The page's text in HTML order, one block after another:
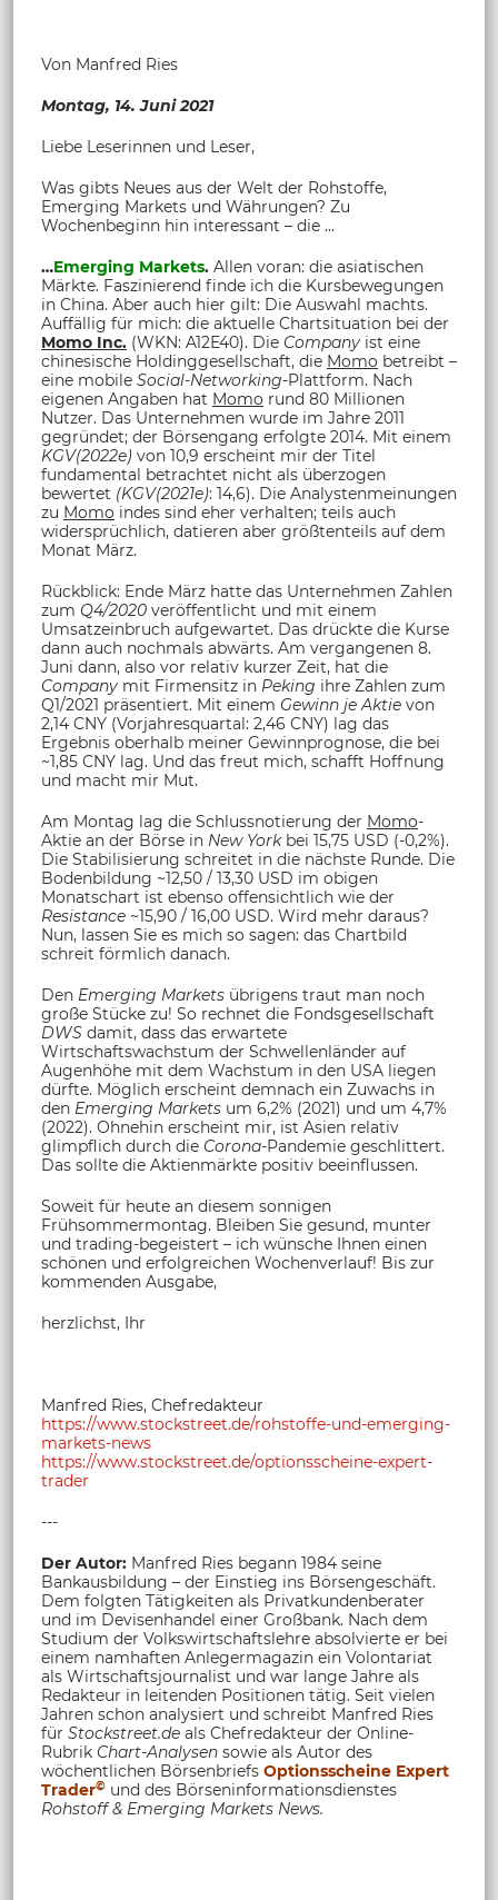
Von Manfred Ries
Montag, 14. Juni 2021
Liebe Leserinnen und Leser,
Was gibts Neues aus der Welt der Rohstoffe,
Emerging Markets und Währungen? Zu
Wochenbeginn hin interessant – die …
…Emerging Markets. Allen voran: die asiatischen
Märkte. Faszinierend finde ich die Kursbewegungen
in China. Aber auch hier gilt: Die Auswahl machts.
Auffällig für mich: die aktuelle Chartsituation bei der
Momo Inc. (WKN: A12E40). Die Company ist eine
chinesische Holdinggesellschaft, die Momo betreibt –
eine mobile Social-Networking-Plattform. Nach
eigenen Angaben hat Momo rund 80 Millionen
Nutzer. Das Unternehmen wurde im Jahre 2011
gegründet; der Börsengang erfolgte 2014. Mit einem
KGV(2022e) von 10,9 erscheint mir der Titel
fundamental betrachtet nicht als überzogen
bewertet (KGV(2021e): 14,6). Die Analystenmeinungen
zu Momo indes sind eher verhalten; teils auch
widersprüchlich, datieren aber größtenteils auf dem
Monat März.
Rückblick: Ende März hatte das Unternehmen Zahlen
zum Q4/2020 veröffentlicht und mit einem
Umsatzeinbruch aufgewartet. Das drückte die Kurse
dann auch nochmals abwärts. Am vergangenen 8.
Juni dann, also vor relativ kurzer Zeit, hat die
Company mit Firmensitz in Peking ihre Zahlen zum
Q1/2021 präsentiert. Mit einem Gewinn je Aktie von
2,14 CNY (Vorjahresquartal: 2,46 CNY) lag das
Ergebnis oberhalb meiner Gewinnprognose, die bei
~1,85 CNY lag. Und das freut mich, schafft Hoffnung
und macht mir Mut.
Am Montag lag die Schlussnotierung der Momo-
Aktie an der Börse in New Yorkbei 15,75 USD (-0,2%).
Die Stabilisierung schreitet in die nächste Runde. Die
Bodenbildung ~12,50 / 13,30 USD im obigen
Monatschart ist ebenso offensichtlich wie der
Resistance ~15,90 / 16,00 USD. Wird mehr daraus?
Nun, lassen Sie es mich so sagen: das Chartbild
schreit förmlich danach.
Den Emerging Markets übrigens traut man noch
große Stücke zu! So rechnet die Fondsgesellschaft
DWS damit, dass das erwartete
Wirtschaftswachstum der Schwellenländer auf
Augenhöhe mit dem Wachstum in den USA liegen
dürfte. Möglich erscheint demnach ein Zuwachs in
den Emerging Markets um 6,2% (2021) und um 4,7%
(2022). Ohnehin erscheint mir, ist Asien relativ
glimpflich durch die Corona-Pandemie geschlittert.
Das sollte die Aktienmärkte positiv beeinflussen.
Soweit für heute an diesem sonnigen
Frühsommermontag. Bleiben Sie gesund, munter
und trading-begeistert – ich wünsche Ihnen einen
schönen und erfolgreichen Wochenverlauf! Bis zur
kommenden Ausgabe,
herzlichst, Ihr
Manfred Ries, Chefredakteur
https://www.stockstreet.de/rohstoffe-und-emerging-
markets-news
https://www.stockstreet.de/optionsscheine-expert-
trader
---
Der Autor: Manfred Ries begann 1984 seine
Bankausbildung – der Einstieg ins Börsengeschäft.
Dem folgten Tätigkeiten als Privatkundenberater
und im Devisenhandel einer Großbank. Nach dem
Studium der Volkswirtschaftslehre absolvierte er bei
einem namhaften Anlegermagazin ein Volontariat
als Wirtschaftsjournalist und war lange Jahre als
Redakteur in leitenden Positionen tätig. Seit vielen
Jahren schon analysiert und schreibt Manfred Ries
für Stockstreet.de als Chefredakteur der Online-
Rubrik Chart-Analysen sowie als Autor des
wöchentlichen Börsenbriefs Optionsscheine Expert
Trader© und des Börseninformationsdienstes
Rohstoff & Emerging Markets News.